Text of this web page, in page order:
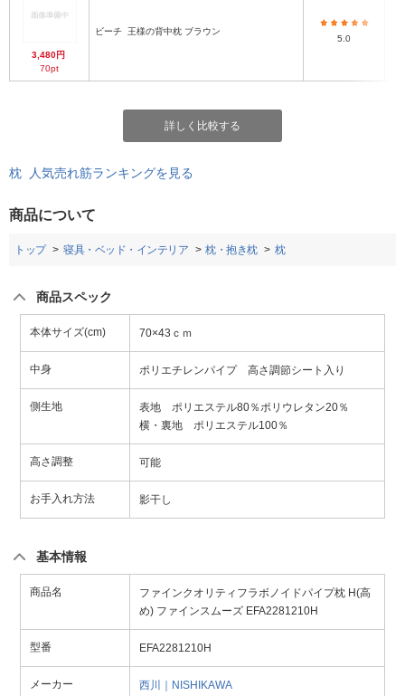
3,480円
70pt
ビーチ 王様の背中枕 ブラウン
5.0
詳しく比較する
枕 人気売れ筋ランキングを見る
商品について
トップ 寝具・ベッド・インテリア 枕・抱き枕 枕
商品スペック
本体サイズ(cm) 70×43ｃｍ
中身 ポリエチレンパイプ 高さ調節シート入り
側生地
表地 ポリエステル80％ポリウレタン20％
横・裏地 ポリエステル100％
高さ調整 可能
お手入れ方法 影干し
基本情報
商品名
ファインクオリティフラボノイドパイプ枕 H(高
め) ファインスムーズ EFA2281210H
型番 EFA2281210H
メーカー 西川｜NISHIKAWA